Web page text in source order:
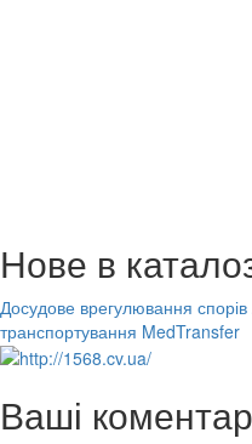
Нове в
Досудове врегулювання спорів
транспортування MedTransfer
Ваші